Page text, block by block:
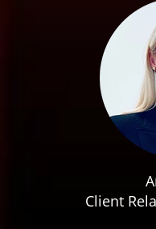
Client